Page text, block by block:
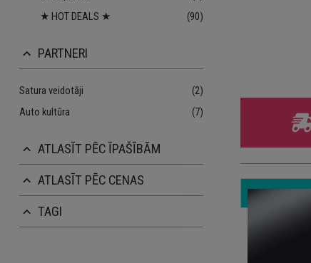
★ HOT DEALS ★
(90)
keyboard_arrow_up PARTNERI
Satura veidotāji
(2)
Auto kultūra
(7)
keyboard_arrow_up ATLASĪT PĒC ĪPAŠĪBĀM
keyboard_arrow_up ATLASĪT PĒC CENAS
keyboard_arrow_up TAGI